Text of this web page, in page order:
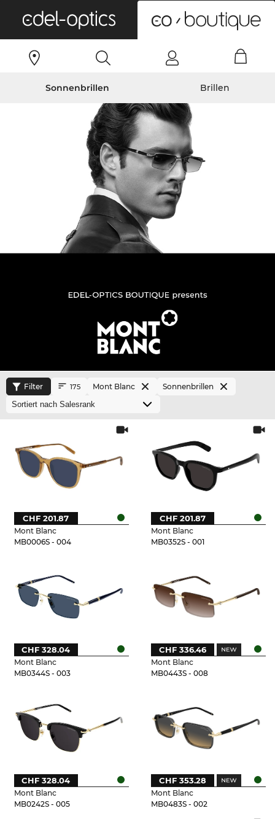
Sonnenbrillen Brillen
Filter 175 Mont Blanc Sonnenbrillen
Mont Blanc
MB0006S - 004
CHF 201.87
Mont Blanc
MB0352S - 001
CHF 201.87
Mont Blanc
MB0344S - 003
CHF 328.04
Mont Blanc
MB0443S - 008
CHF 336.46
Mont Blanc
MB0242S - 005
CHF 328.04
Mont Blanc
MB0483S - 002
CHF 353.28